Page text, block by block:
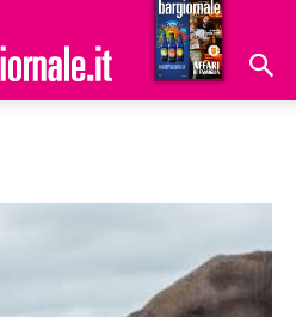
Hoteldomani